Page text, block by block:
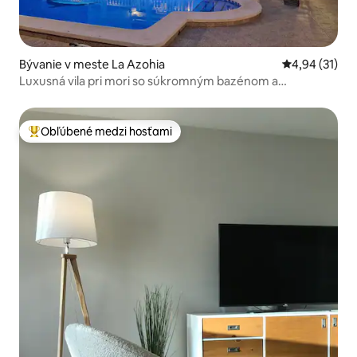
Bývanie v meste La Azohia Priemerné
4,94 (31)
Luxusná vila pri mori so súkromným bazénom a
Najobľúbenejšie medzi hosťami
Obľúbené medzi hosťami